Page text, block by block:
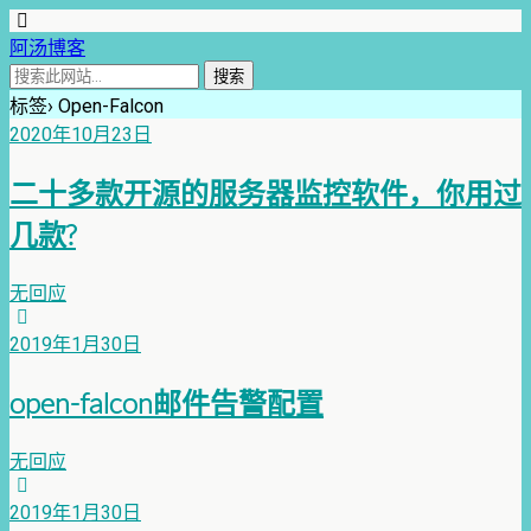
阿汤博客
标签› Open-Falcon
2020年10月23日
二十多款开源的服务器监控软件，你用过
几款?
无回应
2019年1月30日
open-falcon邮件告警配置
无回应
2019年1月30日